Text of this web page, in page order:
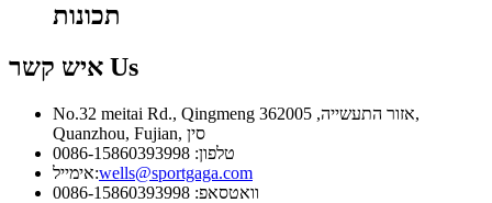
תכונות
איש קשר Us
No.32 meitai Rd., Qingmeng אזור התעשייה, 362005,
Quanzhou, Fujian, סין
טלפון: 0086-15860393998
אימייל:wells@sportgaga.com
וואטסאפ: 0086-15860393998